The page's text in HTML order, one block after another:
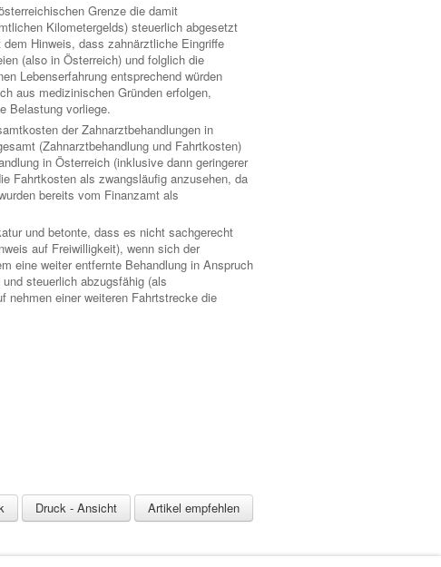
Grenze die damit
Kilometergelds) steuerlich abgesetzt
Hinweis, dass zahnärztliche Eingriffe
(also in Österreich) und folglich die
Lebenserfahrung entsprechend würden
aus medizinischen Gründen erfolgen,
Belastung vorliege.
der Zahnarztbehandlungen in
(Zahnarztbehandlung und Fahrtkosten)
in Österreich (inklusive dann geringerer
Fahrtkosten als zwangsläufig anzusehen, da
bereits vom Finanzamt als
und betonte, dass es nicht sachgerecht
auf Freiwilligkeit), wenn sich der
eine weiter entfernte Behandlung in Anspruch
steuerlich abzugsfähig (als
nehmen einer weiteren Fahrtstrecke die
Druck - Ansicht Artikel empfehlen